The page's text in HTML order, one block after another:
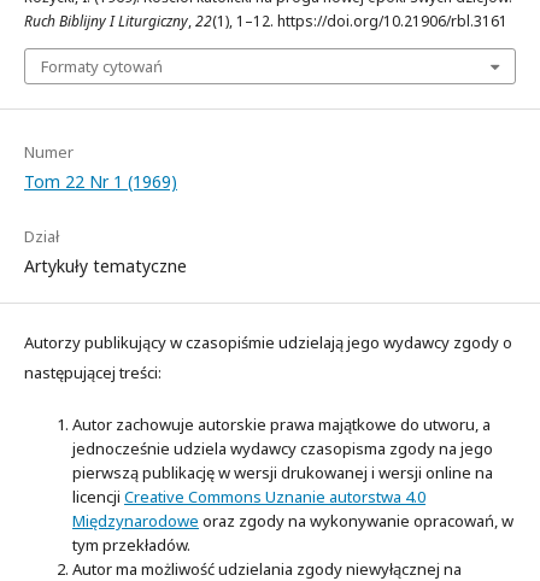
Ruch Biblijny I Liturgiczny,22(1), 1–12. https://doi.org/10.21906/rbl.3161
Formaty cytowań
Numer
Tom 22 Nr 1 (1969)
Dział
Artykuły tematyczne
Autorzy publikujący w czasopiśmie udzielają jego wydawcy zgody o
następującej treści:
Autor zachowuje autorskie prawa majątkowe do utworu, a
jednocześnie udziela wydawcy czasopisma zgody na jego
pierwszą publikację w wersji drukowanej i wersji online na
licencji Creative Commons Uznanie autorstwa 4.0
Międzynarodowe oraz zgody na wykonywanie opracowań, w
tym przekładów.
Autor ma możliwość udzielania zgody niewyłącznej na